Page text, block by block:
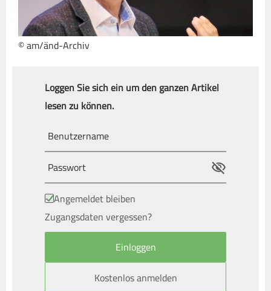
© am/änd-Archiv
Loggen Sie sich ein um den ganzen Artikel
lesen zu können.
Angemeldet bleiben
Zugangsdaten vergessen?
Kostenlos anmelden